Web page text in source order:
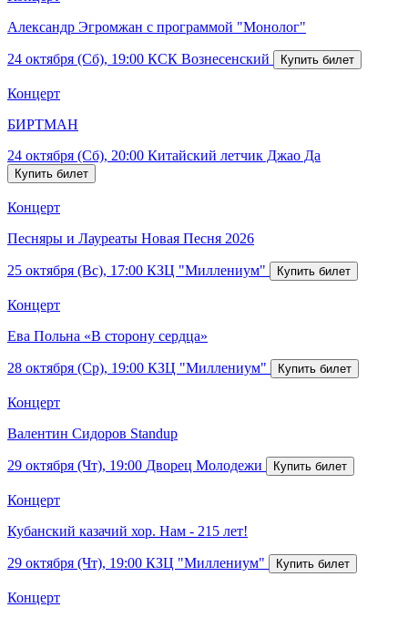
Александр Эгромжан с программой "Монолог"
24 октября (Сб), 19:00 КСК Вознесенский
Концерт
БИРТМАН
24 октября (Сб), 20:00 Китайский летчик Джао Да
Концерт
Песняры и Лауреаты Новая Песня 2026
25 октября (Вс), 17:00 КЗЦ "Миллениум"
Концерт
Ева Польна «В сторону сердца»
28 октября (Ср), 19:00 КЗЦ "Миллениум"
Концерт
Валентин Сидоров Standup
29 октября (Чт), 19:00 Дворец Молодежи
Концерт
Кубанский казачий хор. Нам - 215 лет!
29 октября (Чт), 19:00 КЗЦ "Миллениум"
Концерт